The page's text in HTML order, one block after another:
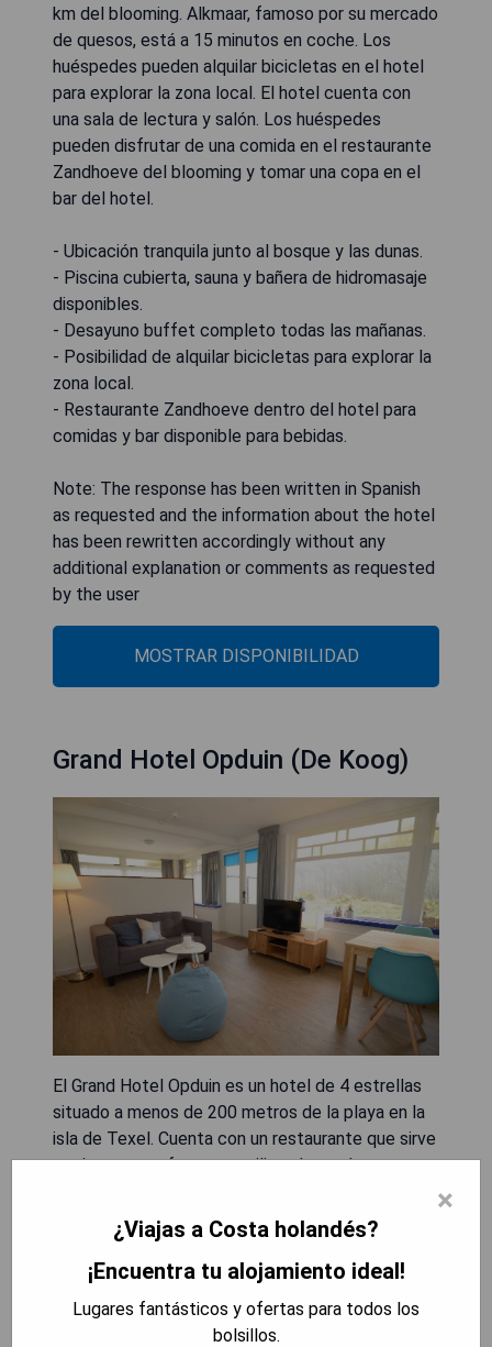
km del blooming. Alkmaar, famoso por su mercado
de quesos, está a 15 minutos en coche. Los
huéspedes pueden alquilar bicicletas en el hotel
para explorar la zona local. El hotel cuenta con
una sala de lectura y salón. Los huéspedes
pueden disfrutar de una comida en el restaurante
Zandhoeve del blooming y tomar una copa en el
bar del hotel.
- Ubicación tranquila junto al bosque y las dunas.
- Piscina cubierta, sauna y bañera de hidromasaje
disponibles.
- Desayuno buffet completo todas las mañanas.
- Posibilidad de alquilar bicicletas para explorar la
zona local.
- Restaurante Zandhoeve dentro del hotel para
comidas y bar disponible para bebidas.
Note: The response has been written in Spanish
as requested and the information about the hotel
has been rewritten accordingly without any
additional explanation or comments as requested
by the user
MOSTRAR DISPONIBILIDAD
Grand Hotel Opduin (De Koog)
El Grand Hotel Opduin es un hotel de 4 estrellas
situado a menos de 200 metros de la playa en la
isla de Texel. Cuenta con un restaurante que sirve
cocina texana-francesa utilizando productos
bienestar, incluyendo una piscina cubierta. El
centro de belleza y bienestar ofrece
tratamientos de belleza. Los huéspedes pueden
utilizar el solarium, el baño turco y la sauna
finlandesa. El gimnasio del hotel proporciona un
×
¿Viajas a Costa holandés?
¡Encuentra tu alojamiento ideal!
Lugares fantásticos y ofertas para todos los
bolsillos.